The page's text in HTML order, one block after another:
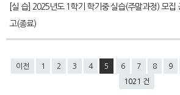
[실 습] 2025년도 1학기 학기중 실습(주말과정) 모집
고(종료)
이전 1 2 3 4 5 6 7 8 9
1021 건